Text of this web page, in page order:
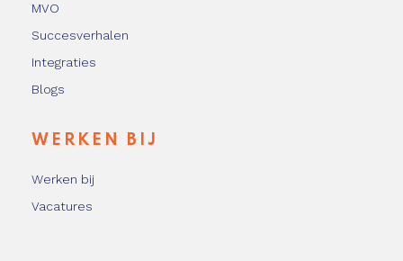
MVO
Succesverhalen
Integraties
Blogs
WERKEN BIJ
Werken bij
Vacatures